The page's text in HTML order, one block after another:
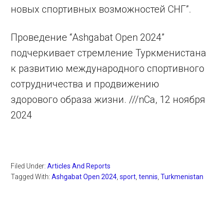
новых спортивных возможностей СНГ”.
Проведение “Ashgabat Open 2024”
подчеркивает стремление Туркменистана
к развитию международного спортивного
сотрудничества и продвижению
здорового образа жизни. ///nCa, 12 ноября
2024
Filed Under:Articles And Reports
Tagged With:Ashgabat Open 2024 ,sport ,tennis ,Turkmenistan